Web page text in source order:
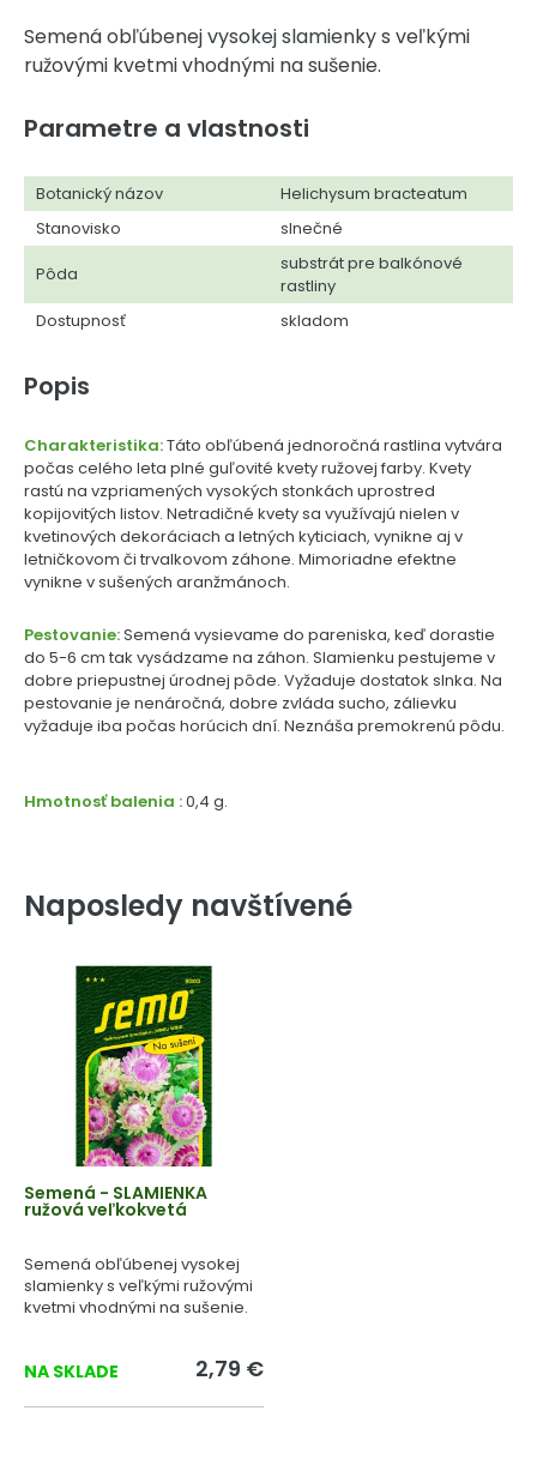
Semená obľúbenej vysokej slamienky s veľkými
ružovými kvetmi vhodnými na sušenie.
Parametre a vlastnosti
Botanický názov
Helichysum bracteatum
Stanovisko
slnečné
Pôda
substrát pre balkónové
rastliny
Dostupnosť
skladom
Popis
Charakteristika:Táto obľúbená jednoročná rastlina vytvára
počas celého leta plné guľovité kvety ružovej farby. Kvety
rastú na vzpriamených vysokých stonkách uprostred
kopijovitých listov. Netradičné kvety sa využívajú nielen v
kvetinových dekoráciach a letných kyticiach, vynikne aj v
letničkovom či trvalkovom záhone. Mimoriadne efektne
vynikne v sušených aranžmánoch.
Pestovanie:Semená vysievame do pareniska, keď dorastie
do 5-6 cm tak vysádzame na záhon. Slamienku pestujeme v
dobre priepustnej úrodnej pôde. Vyžaduje dostatok slnka. Na
pestovanie je nenáročná, dobre zvláda sucho, zálievku
vyžaduje iba počas horúcich dní. Neznáša premokrenú pôdu.
Hmotnosť balenia :0,4 g.
Naposledy navštívené
Semená - SLAMIENKA
ružová veľkokvetá
Semená obľúbenej vysokej
slamienky s veľkými ružovými
kvetmi vhodnými na sušenie.
NA SKLADE 2,79 €